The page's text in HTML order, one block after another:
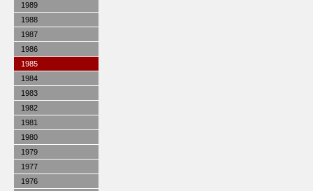
1989
1988
1987
1986
1985
1984
1983
1982
1981
1980
1979
1977
1976